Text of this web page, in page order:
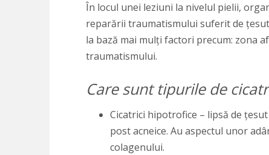
În locul unei leziuni la nivelul pielii,
reparării traumatismului suferit de
la bază mai mulți factori precum: zona
traumatismului.
Care sunt tipurile de
Cicatrici hipotrofice – lipsă de
post acneice. Au aspectul unor
colagenului.